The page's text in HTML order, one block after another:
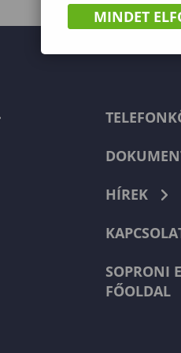
HÍREK
SOPRONI
FŐOLDAL
MINDET